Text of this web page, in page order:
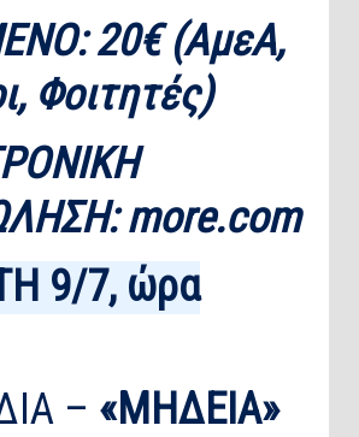
20€ (ΑμεΑ,
Φοιτητές)
more.com
9/7, ώρα
– «ΜΗΔΕΙΑ»